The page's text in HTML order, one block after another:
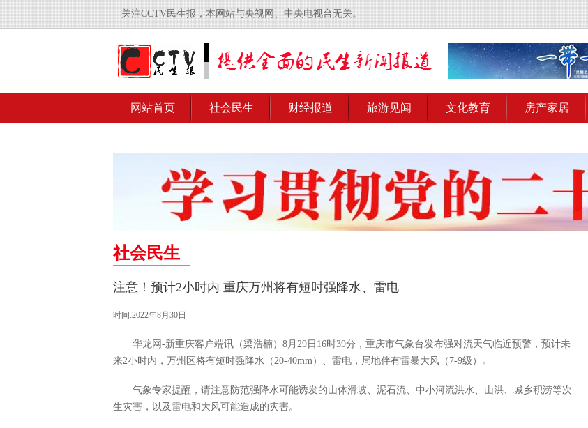
关注CCTV民生报，本网站与央视网、中央电视台无关。
网站首页 社会民生 财经报道 旅游见闻 文化教育 房产家居
社会民生
注意！预计2小时内 重庆万州将有短时强降水、雷电
时间:2022年8月30日
华龙网-新重庆客户端讯（梁浩楠）8月29日16时39分，重庆市气象台发布强对流天气临近预警，预计未
来2小时内，万州区将有短时强降水（20-40mm）、雷电，局地伴有雷暴大风（7-9级）。
气象专家提醒，请注意防范强降水可能诱发的山体滑坡、泥石流、中小河流洪水、山洪、城乡积涝等次
生灾害，以及雷电和大风可能造成的灾害。